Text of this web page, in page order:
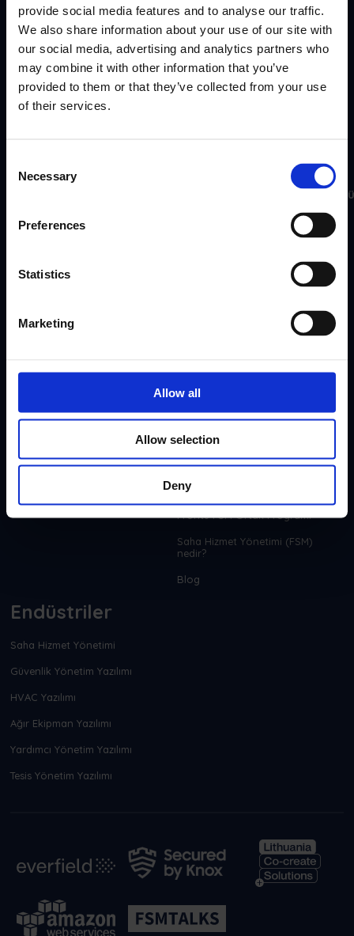
provide social media features and to analyse our traffic.
We also share information about your use of our site with
our social media, advertising and analytics partners who
may combine it with other information that you’ve
provided to them or that they’ve collected from your use
of their services.
Selection
Necessary
Preferences
Statistics
Marketing
Allow all
Allow selection
Deny
Motivasyon İş Gücü
Fiyatlandırma Entegrasyonlar
Özellikler
ROI Hesaplayıcı
Yönlendirme Programı
Frontu FSM Ortak Programı
Saha Hizmet Yönetimi (FSM)
nedir?
Blog
Endüstriler
Saha Hizmet Yönetimi
Güvenlik Yönetim Yazılımı
HVAC Yazılımı
Ağır Ekipman Yazılımı
Yardımcı Yönetim Yazılımı
Tesis Yönetim Yazılımı